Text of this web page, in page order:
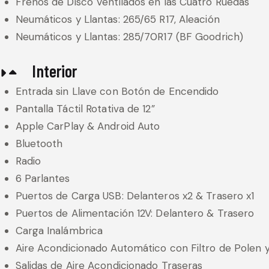
Neumáticos y Llantas: 265/65 R17, Aleación
Neumáticos y Llantas: 285/70R17 (BF Goodrich)
Interior
Entrada sin Llave con Botón de Encendido
Pantalla Táctil Rotativa de 12”
Apple CarPlay & Android Auto
Bluetooth
Radio
6 Parlantes
Puertos de Carga USB: Delanteros x2 & Trasero x1
Puertos de Alimentación 12V: Delantero & Trasero
Carga Inalámbrica
Aire Acondicionado Automático con Filtro de Polen
Salidas de Aire Acondicionado Traseras